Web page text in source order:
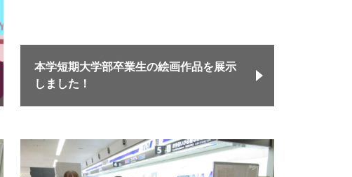
本学短期大学部卒業生の絵画作品を展示
しました！